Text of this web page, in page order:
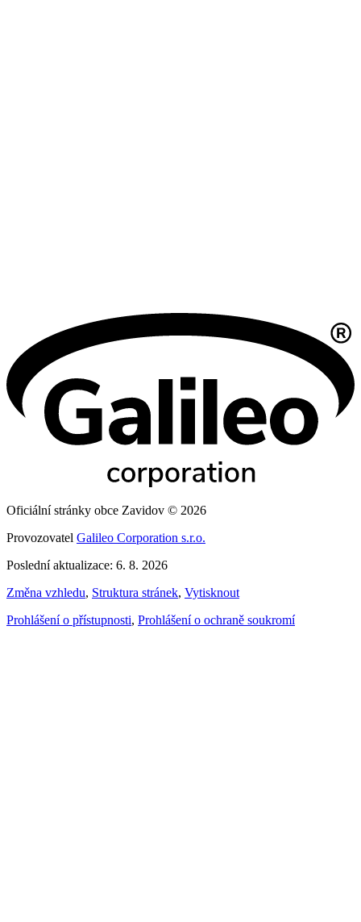
Oficiální stránky obce Zavidov © 2026
Provozovatel Galileo Corporation s.r.o.
Poslední aktualizace: 6. 8. 2026
Změna vzhledu, Struktura stránek, Vytisknout
Prohlášení o přístupnosti, Prohlášení o ochraně soukromí